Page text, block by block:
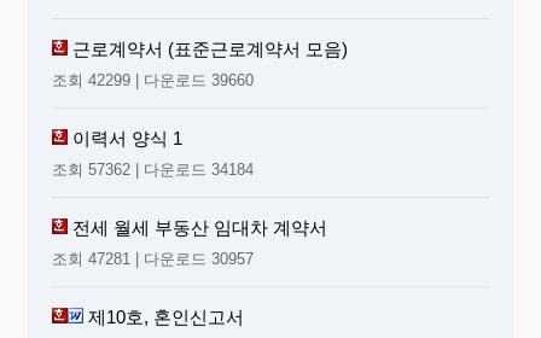
근로계약서 (표준근로계약서 모음)
조회 42299 | 다운로드 39660
이력서 양식 1
조회 57362 | 다운로드 34184
전세 월세 부동산 임대차 계약서
조회 47281 | 다운로드 30957
제10호, 혼인신고서